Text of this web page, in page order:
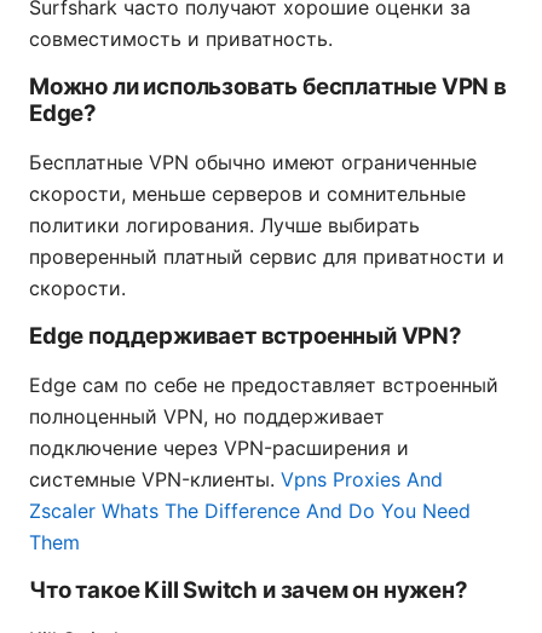
Surfshark часто получают хорошие оценки за
совместимость и приватность.
Можно ли использовать бесплатные VPN в
Edge?
Бесплатные VPN обычно имеют ограниченные
скорости, меньше серверов и сомнительные
политики логирования. Лучше выбирать
проверенный платный сервис для приватности и
скорости.
Edge поддерживает встроенный VPN?
Edge сам по себе не предоставляет встроенный
полноценный VPN, но поддерживает
подключение через VPN-расширения и
системные VPN-клиенты. Vpns Proxies And
Zscaler Whats The Difference And Do You Need
Them
Что такое Kill Switch и зачем он нужен?